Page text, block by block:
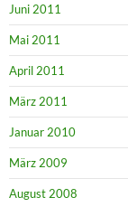
Juni 2011
Mai 2011
April 2011
März 2011
Januar 2010
März 2009
August 2008